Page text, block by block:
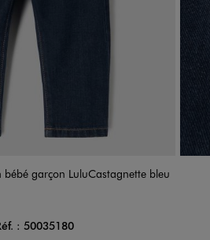
garçon LuluCastagnette bleu
: 50035180